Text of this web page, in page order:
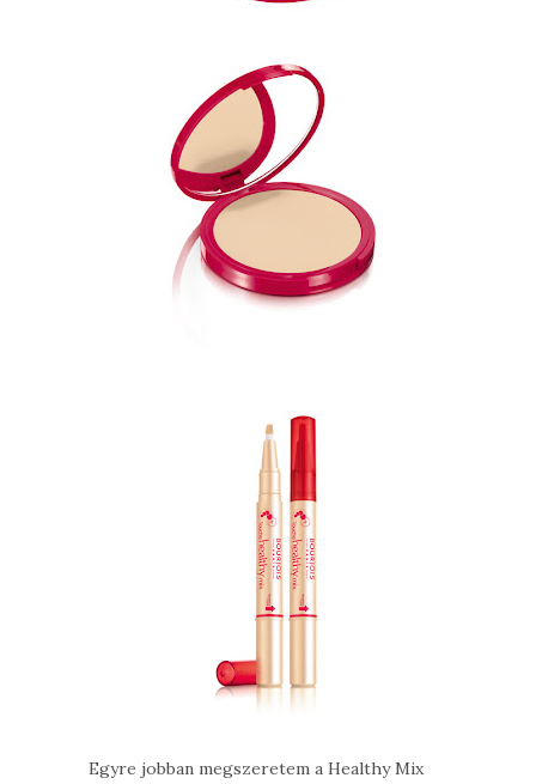
Egyre jobban megszeretem a Healthy Mix